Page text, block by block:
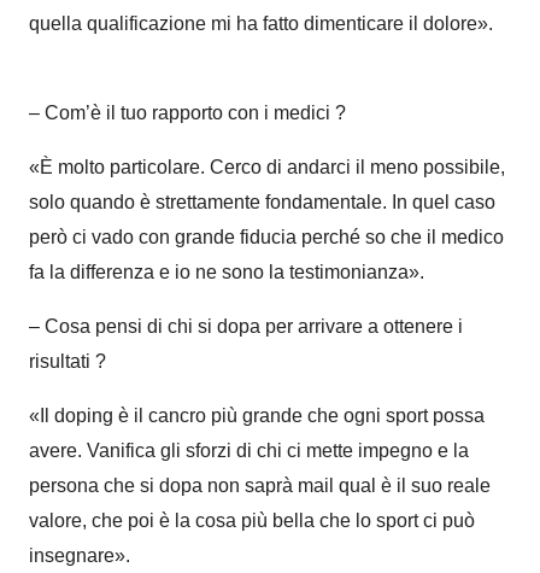
quella qualificazione mi ha fatto dimenticare il dolore».
– Com’è il tuo rapporto con i medici ?
«È molto particolare. Cerco di andarci il meno possibile,
solo quando è strettamente fondamentale. In quel caso
però ci vado con grande fiducia perché so che il medico
fa la differenza e io ne sono la testimonianza».
– Cosa pensi di chi si dopa per arrivare a ottenere i
risultati ?
« Il doping è il cancro più grande che ogni sport possa
avere. Vanifica gli sforzi di chi ci mette impegno e la
persona che si dopa non saprà mail qual è il suo reale
valore, che poi è la cosa più bella che lo sport ci può
insegnare».